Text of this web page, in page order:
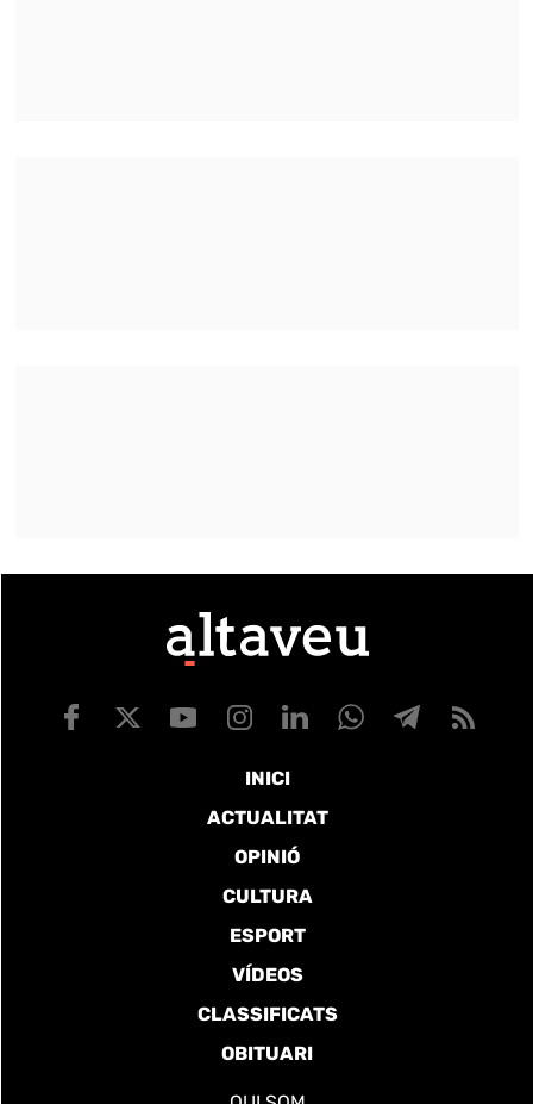
INICI
ACTUALITAT
OPINIÓ
CULTURA
ESPORT
VÍDEOS
CLASSIFICATS
OBITUARI